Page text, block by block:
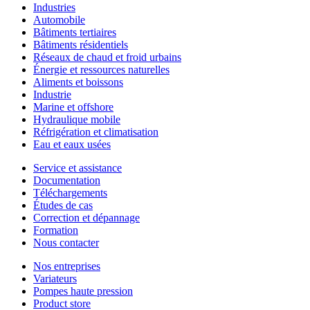
Industries
Automobile
Bâtiments tertiaires
Bâtiments résidentiels
Réseaux de chaud et froid urbains
Énergie et ressources naturelles
Aliments et boissons
Industrie
Marine et offshore
Hydraulique mobile
Réfrigération et climatisation
Eau et eaux usées
Service et assistance
Documentation
Téléchargements
Études de cas
Correction et dépannage
Formation
Nous contacter
Nos entreprises
Variateurs
Pompes haute pression
Product store